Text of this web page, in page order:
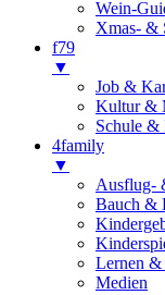
Wein-
Xmas- &
f79
▼
Job &
Kultur &
Schule &
4family
▼
Ausflug-
Bauch &
Lernen &
Medien